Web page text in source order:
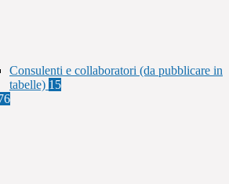
Consulenti e collaboratori (da pubblicare in
tabelle) 15